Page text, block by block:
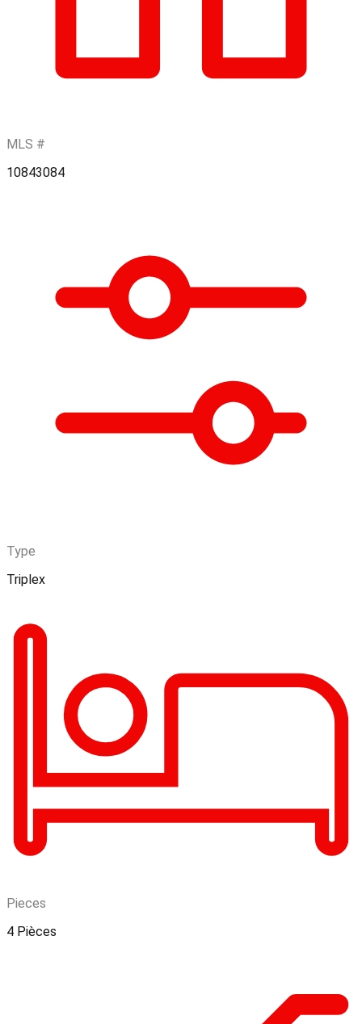
MLS #
10843084
Type
Triplex
Pieces
4 Pièces